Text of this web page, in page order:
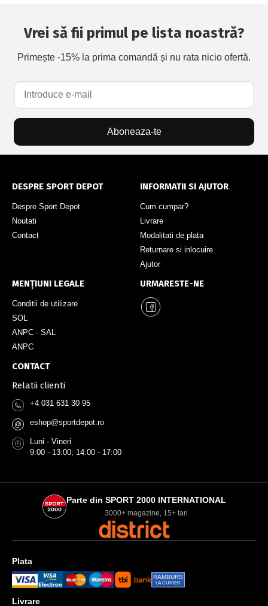
Vrei să fii primul pe lista noastră?
Primește -15% la prima comandă și nu rata nicio ofertă.
Aboneaza-te
DESPRE SPORT DEPOT
Despre Sport Depot
Noutati
Contact
INFORMATII SI AJUTOR
Cum cumpar?
Livrare
Modalitati de plata
Returnare si inlocuire
Ajutor
MENȚIUNI LEGALE
Conditii de utilizare
SOL
ANPC - SAL
ANPC
URMARESTE-NE
CONTACT
Relatii clienti
+4 031 631 30 95
@ eshop@sportdepot.ro
Luni - Vineri
9:00 - 13:00; 14:00 - 17:00
Parte din SPORT 2000 INTERNATIONAL
3000+ magazine, 15+ tari
Plata
RAMBURS
LA CURIER
Livrare